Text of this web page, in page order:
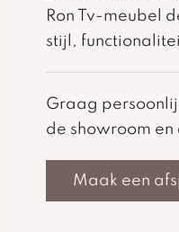
Ron Tv-meubel
stijl,
Graag
de showroom
Maak een